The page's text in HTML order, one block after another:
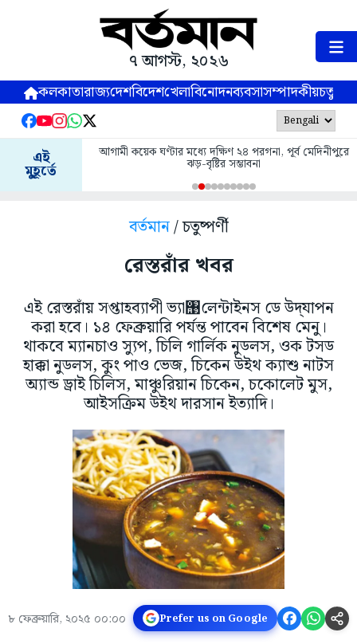
৭ আগস্ট, ২০২৬
কলকাতারাজ্যদেশবিদেশখেলাবিনোদনব্যবসাসম্পাদকীয়
এই
মুহূর্তে
আগামী কয়েক ঘণ্টার মধ্যে দক্ষিণ ২৪ পরগনা, পূর্ব মেদিনীপুরে
ঝড়-বৃষ্টির সম্ভাবনা
বর্তমান/ চতুষ্পর্ণী
রেস্তরাঁর খবর
এই রেস্তরাঁয় সপ্তাহব্যাপী ভ্যা঩লেন্টাইনস ডে উদ্‌যাপন
করা হবে। ১৪ ফেব্রুয়ারি পর্যন্ত পাবেন বিশেষ মেনু।
থাকবে ম্যানচাও স্যুপ, চিলি গার্লিক নুডলস, ওক টসড
হাক্কা নুডলস, কুং পাও ভেজ, চিকেন উইথ ক্যাশু নাটস
অ্যান্ড ড্রাই চিলিস, মাঞ্চুরিয়ান চিকেন, চকোলেট মুস,
আইসক্রিম উইথ দারসান ইত্যাদি।
৮ ফেব্রুয়ারি, ২০২৫ ০০:০০ Prefer us on Google